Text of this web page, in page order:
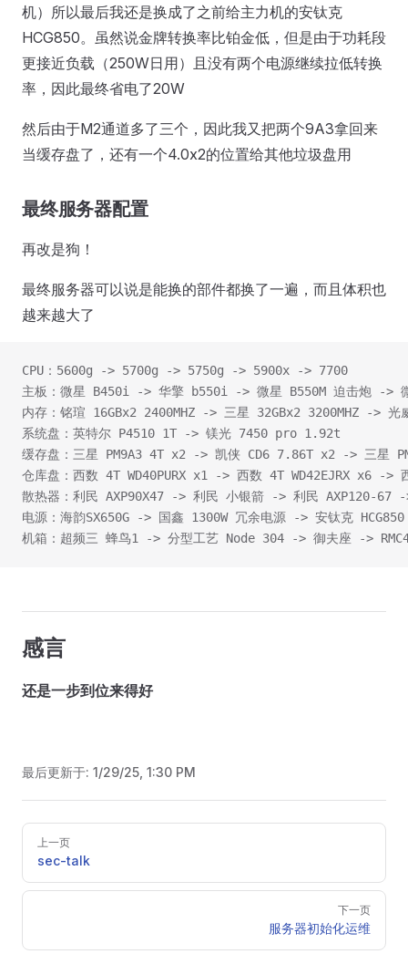
机）所以最后我还是换成了之前给主力机的安钛克
HCG850。虽然说金牌转换率比铂金低，但是由于功耗段
更接近负载（250W日用）且没有两个电源继续拉低转换
率，因此最终省电了20W
然后由于M2通道多了三个，因此我又把两个9A3拿回来
当缓存盘了，还有一个4.0x2的位置给其他垃圾盘用
最终服务器配置
再改是狗！
最终服务器可以说是能换的部件都换了一遍，而且体积也
越来越大了
CPU：5600g -> 5700g -> 5750g -> 5900x -> 7700
主板：微星 B450i -> 华擎 b550i -> 微星 B550M 迫击炮 ->
内存：铭瑄 16GBx2 2400MHZ -> 三星 32GBx2 3200MHZ ->
系统盘：英特尔 P4510 1T -> 镁光 7450 pro 1.92t
缓存盘：三星 PM9A3 4T x2 -> 凯侠 CD6 7.86T x2 -> 三星
仓库盘：西数 4T WD40PURX x1 -> 西数 4T WD42EJRX x6 ->
散热器：利民 AXP90X47 -> 利民 小银箭 -> 利民 AXP120-67
电源：海韵SX650G -> 国鑫 1300W 冗余电源 -> 安钛克 HCG850
机箱：超频三 蜂鸟1 -> 分型工艺 Node 304 -> 御夫座 ->
感言
还是一步到位来得好
最后更新于: 1/29/25, 1:30 PM
Pager
上一页
sec-talk
下一页
服务器初始化运维